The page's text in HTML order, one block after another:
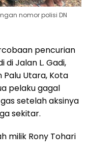
nomor polisi DN
pencurian
Jalan L. Gadi,
Utara, Kota
pelaku gagal
setelah aksinya
sekitar.
milik Rony Tohari